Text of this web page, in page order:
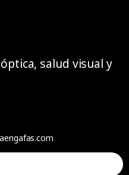
salud visual y